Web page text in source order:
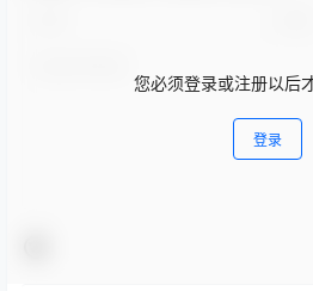
您必须登录或注册以后
登录